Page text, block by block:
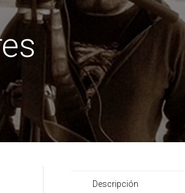
Descripción